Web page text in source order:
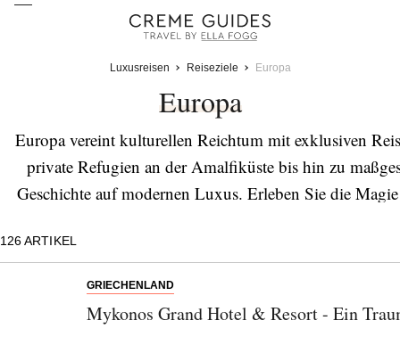
Luxusreisen Reiseziele Europa
Europa
Europa vereint kulturellen Reichtum mit exklusiven
private Refugien an der Amalfiküste bis hin zu
Geschichte auf modernen Luxus. Erleben Sie die
126ARTIKEL
GRIECHENLAND
Mykonos Grand Hotel & Resort - Ein